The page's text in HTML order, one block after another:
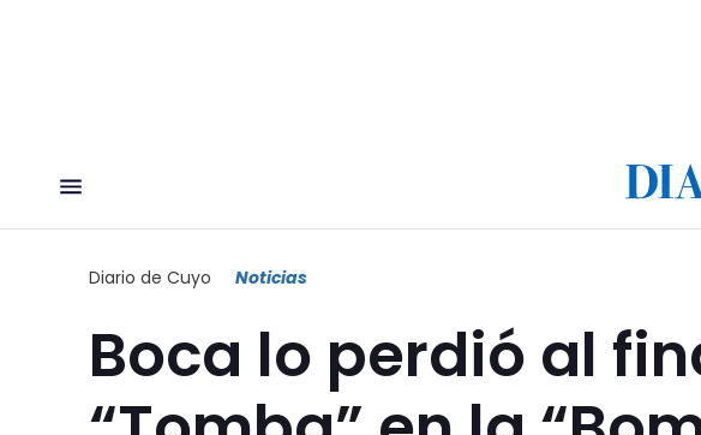
Diario de Cuyo Noticias
Boca lo perdió al